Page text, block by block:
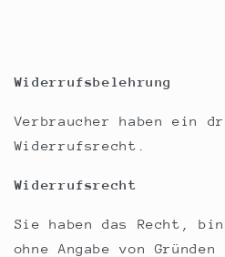
Widerrufsbelehrung
Verbraucher haben ein
Widerrufsrecht.
Widerrufsrecht
Sie haben das Recht,
ohne Angabe von